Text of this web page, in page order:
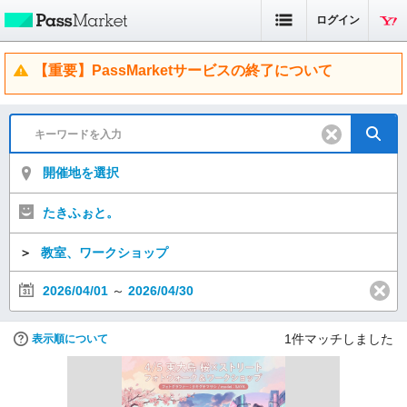
ログイン
【重要】PassMarketサービスの終了について
開催地を選択
たきふぉと。
＞ 教室、ワークショップ
2026/04/01 ～ 2026/04/30
表示順について 1件マッチしました